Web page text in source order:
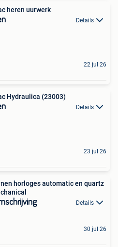
heren uurwerk
Details
22 jul 26
Hydraulica (23003)
Details
23 jul 26
horloges automatic en quartz
Details
30 jul 26